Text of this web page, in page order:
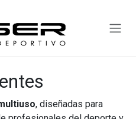
, diseñadas para